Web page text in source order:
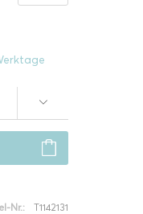
Nr.:
T1142131